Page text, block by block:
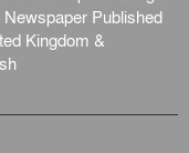
Newspaper Published
Kingdom &